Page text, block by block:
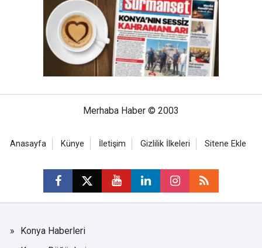
Merhaba Haber © 2003
Anasayfa Künye İletişim Gizlilik İlkeleri Sitene Ekle
Konya Haberleri